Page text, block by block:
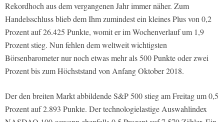
Rekordhoch aus dem vergangenen Jahr immer näher. Zum
Handelsschluss blieb dem Ihm zumindest ein kleines Plus von 0,2
Prozent auf 26.425 Punkte, womit er im Wochenverlauf um 1,9
Prozent stieg. Nun fehlen dem weltweit wichtigsten
Börsenbarometer nur noch etwas mehr als 500 Punkte oder zwei
Prozent bis zum Höchststand von Anfang Oktober 2018.
Der den breiten Markt abbildende S&P 500 stieg am Freitag um 0,5
Prozent auf 2.893 Punkte. Der technologielastige Auswahlindex